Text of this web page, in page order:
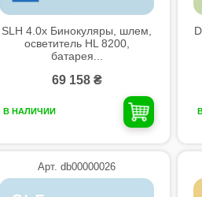
SLH 4.0x Бинокуляры, шлем,
осветитель HL 8200,
батарея...
69 158 ₴
В НАЛИЧИИ
Арт. db00000026